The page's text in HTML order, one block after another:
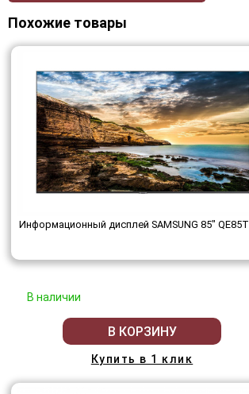
Похожие товары
Информационный дисплей SAMSUNG 85" QE85T
В наличии
В КОРЗИНУ
Купить в 1 клик